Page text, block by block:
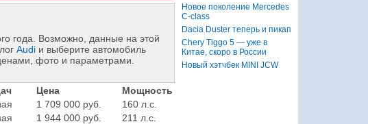
года. Возможно, данные на этой
Audiи выберите автомобиль
фото и параметрами.
Цена
Мощность
1 709 000 руб.
160 л.с.
1 944 000 руб.
211 л.с.
Новое поколение Mercedes
C-class
Dacia Duster теперь и пикап
Chery Tiggo 5 — уже в
Китае, скоро в России
Новый хэтчбек MINI JCW